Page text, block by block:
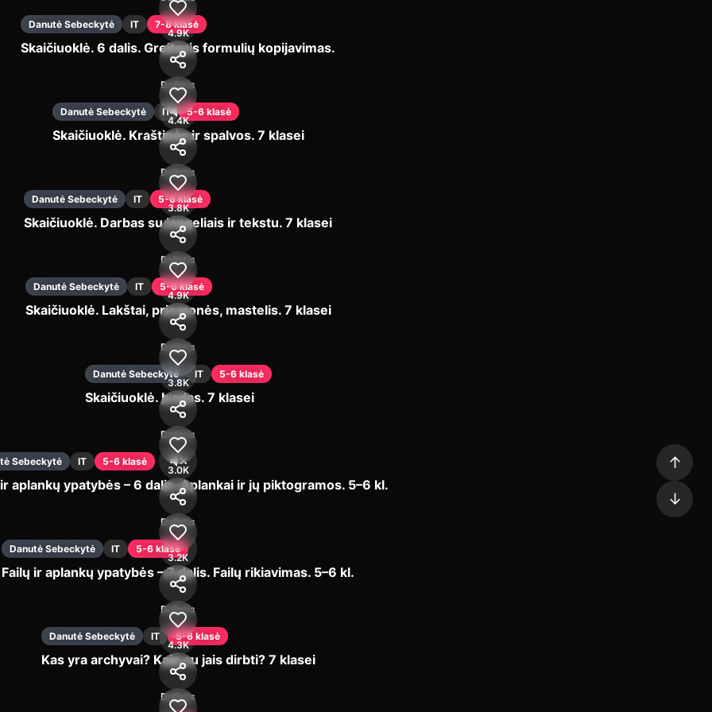
↑
↓
Įjungti
Danutė Sebeckytė IT 7-8 klasė
Skaičiuoklė. 6 dalis. Greitasis formulių kopijavimas.
4.9K
Dalintis
Įjungti
Danutė Sebeckytė IT 5-6 klasė
Skaičiuoklė. Kraštinės ir spalvos. 7 klasei
4.4K
Dalintis
Įjungti
Danutė Sebeckytė IT 5-6 klasė
Skaičiuoklė. Darbas su langeliais ir tekstu. 7 klasei
3.8K
Dalintis
Įjungti
Danutė Sebeckytė IT 5-6 klasė
Skaičiuoklė. Lakštai, priemonės, mastelis. 7 klasei
4.9K
Dalintis
Įjungti
Danutė Sebeckytė IT 5-6 klasė
Skaičiuoklė. Įvadas. 7 klasei
3.8K
Dalintis
Įjungti
Sebeckytė IT 5-6 klasė
aplankų ypatybės – 6 dalis. Aplankai ir jų piktogramos. 5–6 kl.
3.0K
Dalintis
Įjungti
Danutė Sebeckytė IT 5-6 klasė
Failų ir aplankų ypatybės – 7 dalis. Failų rikiavimas. 5–6 kl.
3.2K
Dalintis
Įjungti
Danutė Sebeckytė IT 5-6 klasė
Kas yra archyvai? Kaip su jais dirbti? 7 klasei
4.3K
Dalintis